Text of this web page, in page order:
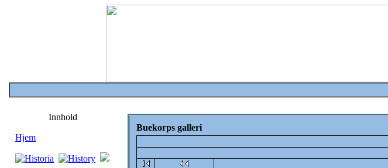
Innhold
Hjem
Buekorps galleri